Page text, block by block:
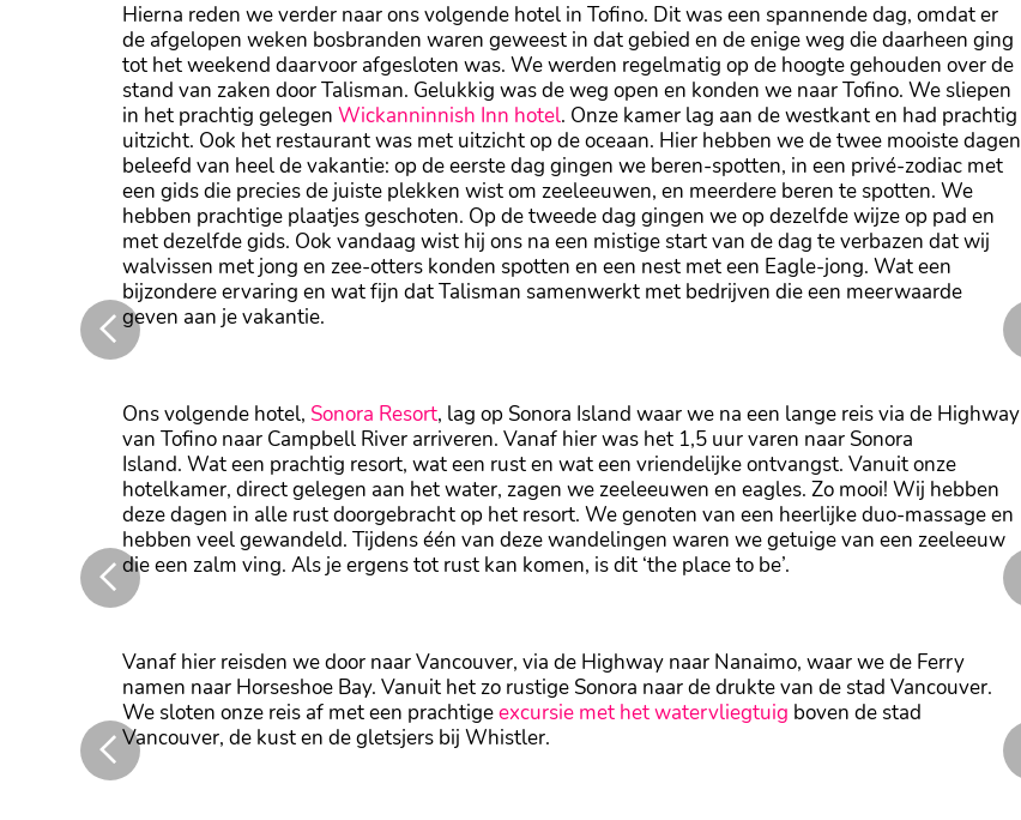
Hierna reden we verder naar ons volgende hotel in Tofino. Dit was een spannende dag, omdat er
de afgelopen weken bosbranden waren geweest in dat gebied en de enige weg die daarheen ging
tot het weekend daarvoor afgesloten was. We werden regelmatig op de hoogte gehouden over de
stand van zaken door Talisman. Gelukkig was de weg open en konden we naar Tofino. We sliepen
in het prachtig gelegen Wickanninnish Inn hotel. Onze kamer lag aan de westkant en had prachtig
uitzicht. Ook het restaurant was met uitzicht op de oceaan. Hier hebben we de twee mooiste dagen
beleefd van heel de vakantie: op de eerste dag gingen we beren-spotten, in een privé-zodiac met
een gids die precies de juiste plekken wist om zeeleeuwen, en meerdere beren te spotten. We
hebben prachtige plaatjes geschoten. Op de tweede dag gingen we op dezelfde wijze op pad en
met dezelfde gids. Ook vandaag wist hij ons na een mistige start van de dag te verbazen dat wij
walvissen met jong en zee-otters konden spotten en een nest met een Eagle-jong. Wat een
bijzondere ervaring en wat fijn dat Talisman samenwerkt met bedrijven die een meerwaarde
geven aan je vakantie.
Ons volgende hotel, Sonora Resort, lag op Sonora Island waar we na een lange reis via de Highway
van Tofino naar Campbell River arriveren. Vanaf hier was het 1,5 uur varen naar Sonora
Island. Wat een prachtig resort, wat een rust en wat een vriendelijke ontvangst. Vanuit onze
hotelkamer, direct gelegen aan het water, zagen we zeeleeuwen en eagles. Zo mooi! Wij hebben
deze dagen in alle rust doorgebracht op het resort. We genoten van een heerlijke duo-massage en
hebben veel gewandeld. Tijdens één van deze wandelingen waren we getuige van een zeeleeuw
die een zalm ving. Als je ergens tot rust kan komen, is dit ‘the place to be’.
Vanaf hier reisden we door naar Vancouver, via de Highway naar Nanaimo, waar we de Ferry
namen naar Horseshoe Bay. Vanuit het zo rustige Sonora naar de drukte van de stad Vancouver.
We sloten onze reis af met een prachtigeexcursie met het watervliegtuig boven de stad
Vancouver, de kust en de gletsjers bij Whistler.